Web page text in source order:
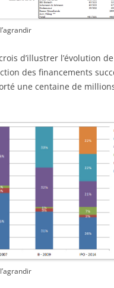
d’illustrer l’évolution de
des financements
une centaine de